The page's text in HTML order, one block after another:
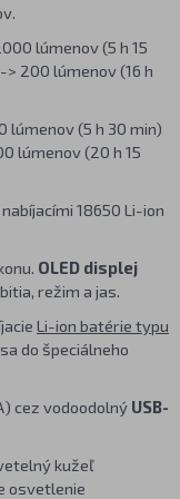
lúmenov (5 h 15
200 lúmenov (16 h
lúmenov (5 h 30 min)
lúmenov (20 h 15
18650 Li-ion
OLED displej
režim a jas.
Li-ion batérie typu
do špeciálneho
cez vodoodolný USB-
kužeľ
osvetlenie